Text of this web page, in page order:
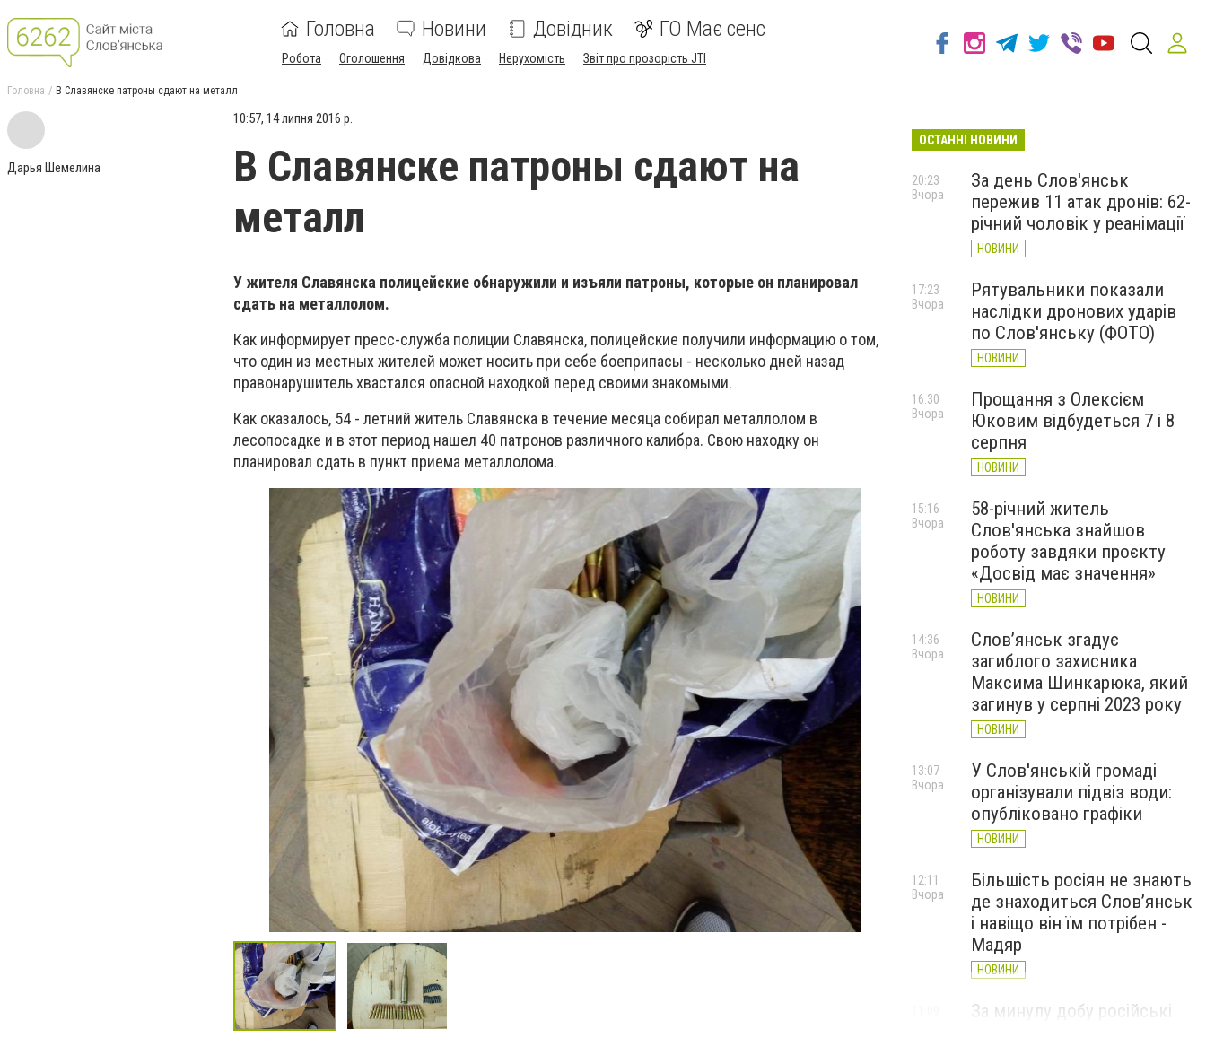
Головна Новини Довідник ГО Має сенс
Робота Оголошення Довідкова Нерухомість Звіт про прозорість JTI
Головна В Славянске патроны сдают на металл
Дарья Шемелина
10:57, 14 липня 2016 р.
В Славянске патроны сдают на
металл
У жителя Славянска полицейские обнаружили и изъяли патроны, которые он планировал
сдать на металлолом.
Как информирует пресс-служба полиции Славянска, полицейские получили информацию о том,
что один из местных жителей может носить при себе боеприпасы - несколько дней назад
правонарушитель хвастался опасной находкой перед своими знакомыми.
Как оказалось, 54 - летний житель Славянска в течение месяца собирал металлолом в
лесопосадке и в этот период нашел 40 патронов различного калибра. Свою находку он
планировал сдать в пункт приема металлолома.
ОСТАННІ НОВИНИ
За день Слов'янськ
пережив 11 атак дронів: 62-
річний чоловік у реанімації
НОВИНИ
20:23
Вчора
Рятувальники показали
наслідки дронових ударів
по Слов'янську (ФОТО)
НОВИНИ
17:23
Вчора
Прощання з Олексієм
Юковим відбудеться 7 і 8
серпня
НОВИНИ
16:30
Вчора
58-річний житель
Слов'янська знайшов
роботу завдяки проєкту
«Досвід має значення»
НОВИНИ
15:16
Вчора
Слов’янськ згадує
загиблого захисника
Максима Шинкарюка, який
загинув у серпні 2023 року
НОВИНИ
14:36
Вчора
У Слов'янській громаді
організували підвіз води:
опубліковано графіки
НОВИНИ
13:07
Вчора
Більшість росіян не знають
де знаходиться Слов’янськ
і навіщо він їм потрібен -
Мадяр
НОВИНИ
12:11
Вчора
За минулу добу російські